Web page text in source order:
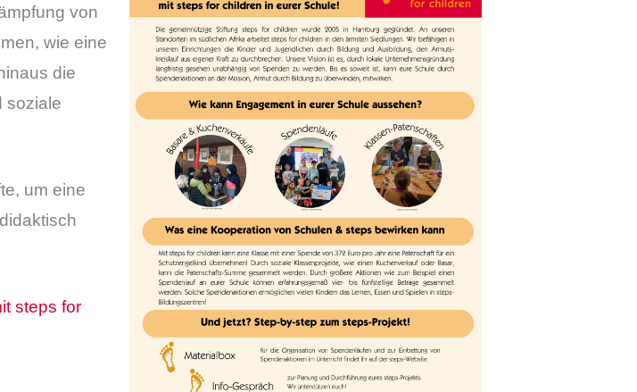
von
wie eine
die
soziale
um eine
steps for